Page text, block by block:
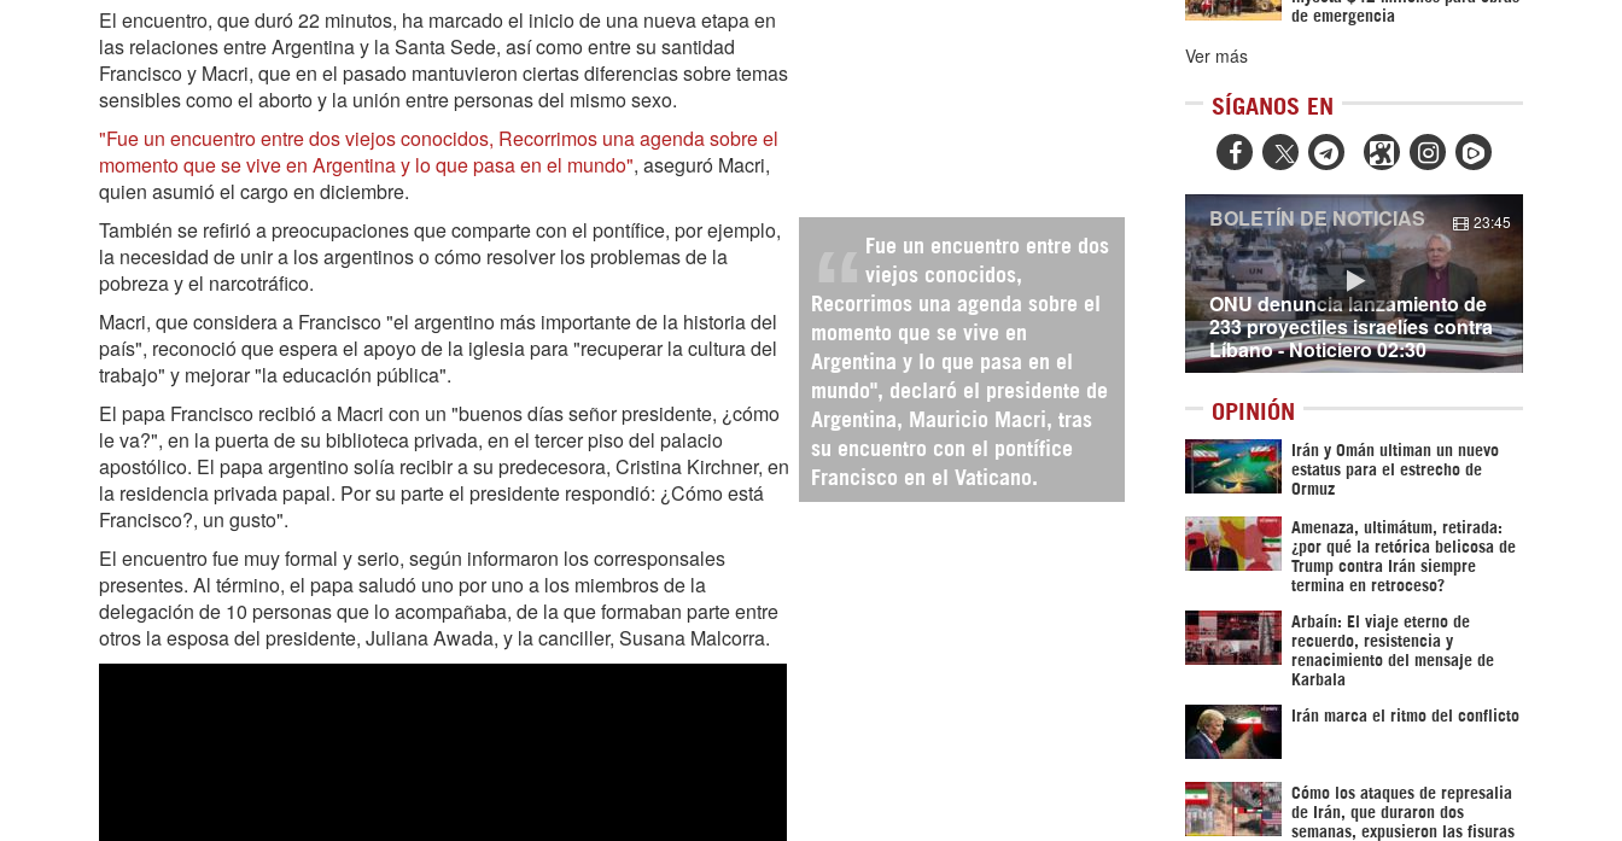
El encuentro, que duró 22 minutos, ha marcado el inicio de una nueva etapa en
las relaciones entre Argentina y la Santa Sede, así como entre su santidad
Francisco y Macri, que en el pasado mantuvieron ciertas diferencias sobre temas
sensibles como el aborto y la unión entre personas del mismo sexo.
"Fue un encuentro entre dos viejos conocidos, Recorrimos una agenda sobre el
momento que se vive en Argentina y lo que pasa en el mundo", aseguró Macri,
quien asumió el cargo en diciembre.
Fue un encuentro entre dos
viejos conocidos,
Recorrimos una agenda sobre el
momento que se vive en
Argentina y lo que pasa en el
mundo", declaró el presidente de
Argentina, Mauricio Macri, tras
su encuentro con el pontífice
Francisco en el Vaticano.
También se refirió a preocupaciones que comparte con el pontífice, por ejemplo,
la necesidad de unir a los argentinos o cómo resolver los problemas de la
pobreza y el narcotráfico.
Macri, que considera a Francisco "el argentino más importante de la historia del
país", reconoció que espera el apoyo de la iglesia para "recuperar la cultura del
trabajo" y mejorar "la educación pública".
El papa Francisco recibió a Macri con un "buenos días señor presidente, ¿cómo
le va?", en la puerta de su biblioteca privada, en el tercer piso del palacio
apostólico. El papa argentino solía recibir a su predecesora, Cristina Kirchner, en
la residencia privada papal. Por su parte el presidente respondió: ¿Cómo está
Francisco?, un gusto".
El encuentro fue muy formal y serio, según informaron los corresponsales
presentes. Al término, el papa saludó uno por uno a los miembros de la
delegación de 10 personas que lo acompañaba, de la que formaban parte entre
otros la esposa del presidente, Juliana Awada, y la canciller, Susana Malcorra.
de emergencia
Ver más
SÍGANOS EN
  
ONU denuncia lanzamiento de
233 proyectiles israelíes contra
Líbano - Noticiero 02:30
BOLETÍN DE NOTICIAS 23:45
OPINIÓN
Irán y Omán ultiman un nuevo
estatus para el estrecho de
Ormuz
Amenaza, ultimátum, retirada:
¿por qué la retórica belicosa de
Trump contra Irán siempre
termina en retroceso?
Arbaín: El viaje eterno de
recuerdo, resistencia y
renacimiento del mensaje de
Karbala
Irán marca el ritmo del conflicto
Cómo los ataques de represalia
de Irán, que duraron dos
semanas, expusieron las fisuras